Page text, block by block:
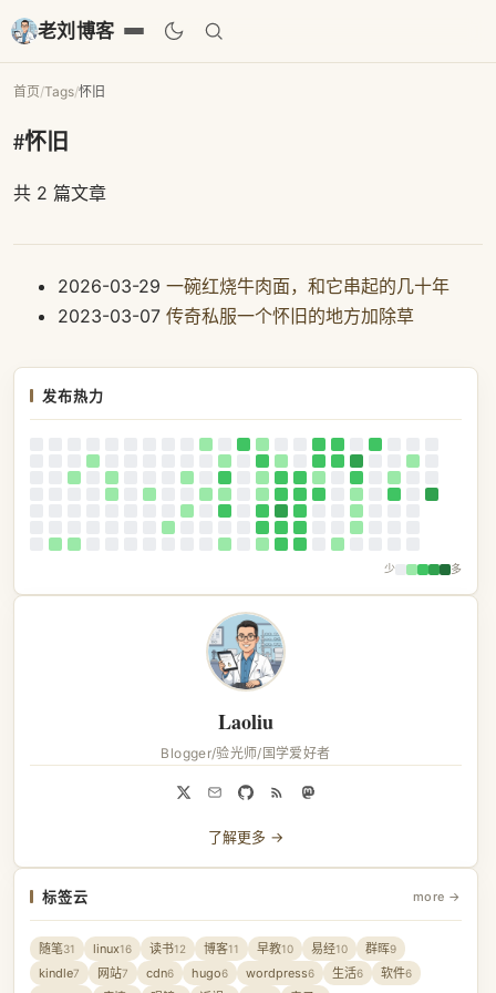
老刘博客
首页/Tags/怀旧
#怀旧
共 2 篇文章
2026-03-29 一碗红烧牛肉面，和它串起的几十年
2023-03-07 传奇私服一个怀旧的地方加除草
发布热力
少 多
Laoliu
Blogger/验光师/国学爱好者
了解更多 →
标签云 more →
随笔31 linux16 读书12 博客11 早教10 易经10 群晖9
kindle7 网站7 cdn6 hugo6 wordpress6 生活6 软件6